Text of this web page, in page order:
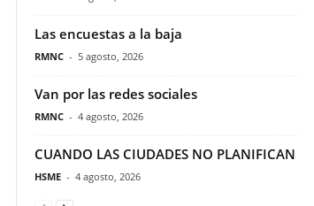
Las encuestas a la baja
RMNC - 5 agosto, 2026
Van por las redes sociales
RMNC - 4 agosto, 2026
CUANDO LAS CIUDADES NO PLANIFICAN
HSME - 4 agosto, 2026